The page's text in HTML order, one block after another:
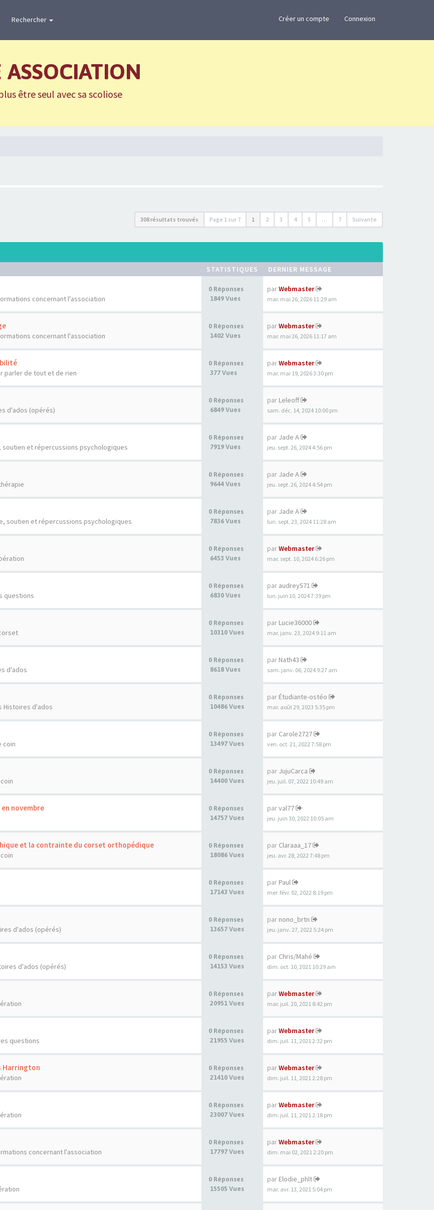
Rechercher Créer un compte Connexion
être seul avec sa scoliose
308 résultats trouvés Page 1 sur 7 1 2 3 4 5 … 7 Suivante
STATISTIQUES DERNIER MESSAGE
concernant l'association
0 Réponses
1849 Vues
parWebmaster
mar. mai 26, 2026 11:29 am
concernant l'association
0 Réponses
1402 Vues
parWebmaster
mar. mai 26, 2026 11:17 am
parler de tout et de rien
0 Réponses
377 Vues
parWebmaster
mar. mai 19, 2026 3:30 pm
d'ados (opérés)
0 Réponses
6849 Vues
par Leleoff
sam. déc. 14, 2024 10:00 pm
soutien et répercussions psychologiques
0 Réponses
7919 Vues
par Jade A
jeu. sept. 26, 2024 4:56 pm
0 Réponses
9644 Vues
par Jade A
jeu. sept. 26, 2024 4:54 pm
soutien et répercussions psychologiques
0 Réponses
7836 Vues
par Jade A
lun. sept. 23, 2024 11:28 am
0 Réponses
6453 Vues
parWebmaster
mar. sept. 10, 2024 6:26 pm
questions
0 Réponses
6830 Vues
par audrey571
lun. juin 10, 2024 7:39 pm
0 Réponses
10310 Vues
par Lucie36000
mar. janv. 23, 2024 9:11 am
d'ados
0 Réponses
8618 Vues
par Nath43
sam. janv. 06, 2024 9:27 am
Histoires d'ados
0 Réponses
10486 Vues
par Étudiante-ostéo
mar. août 29, 2023 5:35 pm
coin
0 Réponses
13497 Vues
par Carole2727
ven. oct. 21, 2022 7:58 pm
0 Réponses
14400 Vues
par JujuCarca
jeu. juil. 07, 2022 10:49 am
novembre
0 Réponses
14757 Vues
parval77
jeu. juin 30, 2022 10:05 am
et la contrainte du corset orthopédique
0 Réponses
18086 Vues
par Claraaa_17
jeu. avr. 28, 2022 7:48 pm
0 Réponses
17143 Vues
par Paul
mer. févr. 02, 2022 8:19 pm
d'ados (opérés)
0 Réponses
13657 Vues
par nono_brtn
jeu. janv. 27, 2022 5:24 pm
d'ados (opérés)
0 Réponses
14153 Vues
par Chris/Mahé
dim. oct. 10, 2021 10:29 am
0 Réponses
20951 Vues
parWebmaster
mar. juil. 20, 2021 8:42 pm
questions
0 Réponses
21955 Vues
parWebmaster
dim. juil. 11, 2021 2:32 pm
Harrington
0 Réponses
21410 Vues
parWebmaster
dim. juil. 11, 2021 2:28 pm
0 Réponses
23007 Vues
parWebmaster
dim. juil. 11, 2021 2:18 pm
concernant l'association
0 Réponses
17797 Vues
parWebmaster
dim. mai 02, 2021 2:20 pm
0 Réponses
15505 Vues
par Elodie_phlt
mar. avr. 13, 2021 5:04 pm